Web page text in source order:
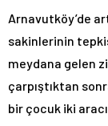
Arnavutköy’de
sakinlerinin
meydana gelen
çarpıştıktan
bir çocuk iki